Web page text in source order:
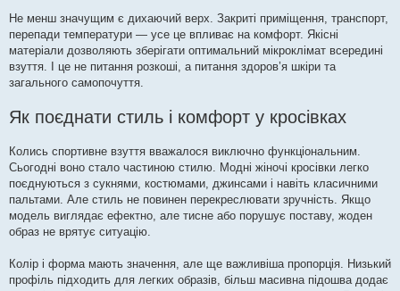
Не менш значущим є дихаючий верх. Закриті приміщення, транспорт,
перепади температури — усе це впливає на комфорт. Якісні
матеріали дозволяють зберігати оптимальний мікроклімат всередині
взуття. І це не питання розкоші, а питання здоров’я шкіри та
загального самопочуття.
Як поєднати стиль і комфорт у кросівках
Колись спортивне взуття вважалося виключно функціональним.
Сьогодні воно стало частиною стилю. Модні жіночі кросівки легко
поєднуються з сукнями, костюмами, джинсами і навіть класичними
пальтами. Але стиль не повинен перекреслювати зручність. Якщо
модель виглядає ефектно, але тисне або порушує поставу, жоден
образ не врятує ситуацію.
Колір і форма мають значення, але ще важливіша пропорція. Низький
профіль підходить для легких образів, більш масивна підошва додає